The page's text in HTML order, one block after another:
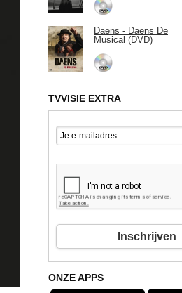
Daens - Daens De
Musical (DVD)
TVVISIE EXTRA
Inschrijven
ONZE APPS